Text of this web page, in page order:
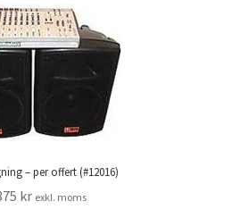
– per offert (#12016)
kr exkl. moms